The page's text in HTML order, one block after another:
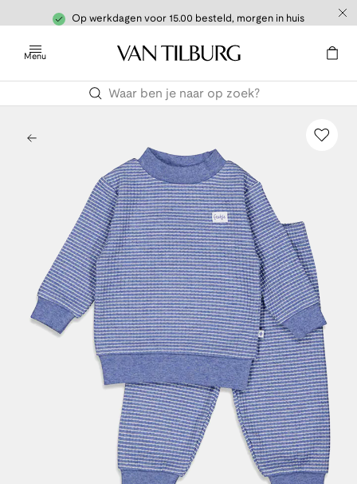
Op werkdagen voor 15.00 besteld, morgen in huis
Menu